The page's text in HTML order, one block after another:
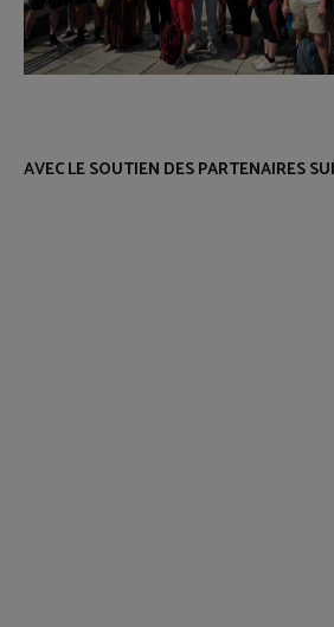
AVEC LE SOUTIEN DES PARTENAIRES